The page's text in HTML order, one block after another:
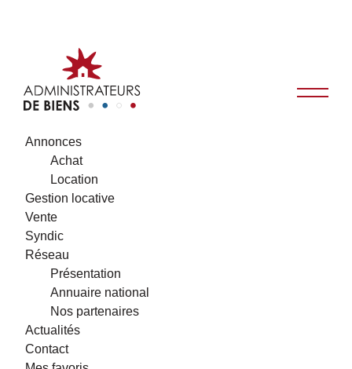
Annonces
Achat
Location
Gestion locative
Vente
Syndic
Réseau
Présentation
Annuaire national
Nos partenaires
Actualités
Contact